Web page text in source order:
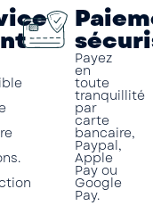
Payez
en
toute
tranquillité
par
carte
bancaire,
Paypal,
Apple
Pay ou
Google
Pay.